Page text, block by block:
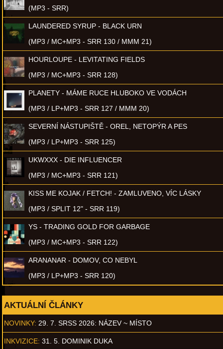
(MP3 - SRR)
LAUNDERED SYRUP - BLACK URN
(MP3 / MC+MP3 - SRR 130 / MMM 21)
HOURLOUPE - LEVITATING FIELDS
(MP3 / MC+MP3 - SRR 128)
PLANETY - MÁME RUCE HLUBOKO VE VODÁCH
(MP3 / LP+MP3 - SRR 127 / MMM 20)
SEVERNÍ NÁSTUPIŠTĚ - OREL, NETOPÝR A PES
(MP3 / LP+MP3 - SRR 125)
UKWXXX - DIE INFLUENCER
(MP3 / MC+MP3 - SRR 121)
KISS ME KOJAK / FETCH! - ZAMLUVENO, VÍC LÁSKY
(MP3 / SPLIT 12" - SRR 119)
YS - TRADING GOLD FOR GARBAGE
(MP3 / MC+MP3 - SRR 122)
ARANANAR - DOMOV, CO NEBYL
(MP3 / LP+MP3 - SRR 120)
AKTUÁLNÍ ČLÁNKY
NOVINKY: 29. 7. SRSS 2026: NÁZEV ~ MÍSTO
INKVIZICE: 31. 5. DOMINIK DUKA